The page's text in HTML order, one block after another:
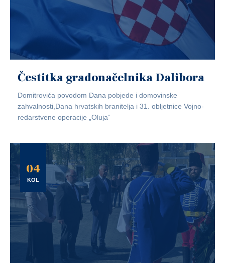
Čestitka gradonačelnika Dalibora
Domitrovića povodom Dana pobjede i domovinske
zahvalnosti,Dana hrvatskih branitelja i 31. obljetnice Vojno-
redarstvene operacije „Oluja“
04
KOL